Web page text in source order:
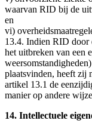
waarvan RID bij de
en
vi)
13.4. Indien RID door
het uitbreken van een
plaatsvinden, heeft zij
artikel 13.1 de
manier op andere
14. Intellectuele